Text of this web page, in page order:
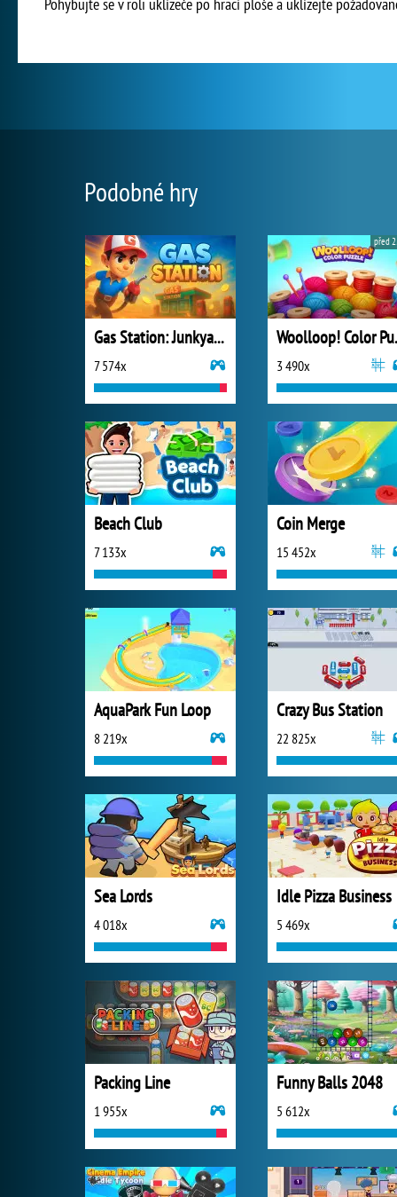
Podobné hry
Gas Station: Junkyard Tycoon
7 574x 3 490x
před
Beach Club
7 133x
Coin Merge
15 452x
AquaPark Fun Loop
8 219x
Crazy Bus Station
22 825x
Sea Lords
4 018x
Idle Pizza Business
5 469x
Packing Line
1 955x
Funny Balls 2048
5 612x